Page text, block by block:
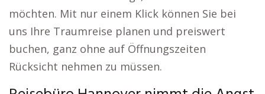
möchten. Mit nur einem Klick können Sie bei
uns Ihre Traumreise planen und preiswert
buchen, ganz ohne auf Öffnungszeiten
Rücksicht nehmen zu müssen.